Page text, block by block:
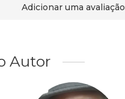
Adicionar uma avaliação
Autor